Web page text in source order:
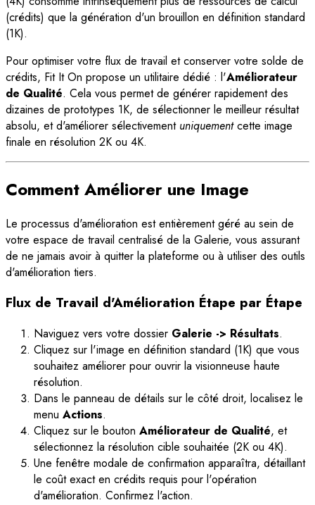
(crédits) que la génération d'un brouillon en définition standard
(1K).
Pour optimiser votre flux de travail et conserver votre solde de
crédits, Fit It On propose un utilitaire dédié : l'Améliorateur
de Qualité. Cela vous permet de générer rapidement des
dizaines de prototypes 1K, de sélectionner le meilleur résultat
absolu, et d'améliorer sélectivement uniquementcette image
finale en résolution 2K ou 4K.
Comment Améliorer une Image
Le processus d'amélioration est entièrement géré au sein de
votre espace de travail centralisé de la Galerie, vous assurant
de ne jamais avoir à quitter la plateforme ou à utiliser des outils
d'amélioration tiers.
Flux de Travail d'Amélioration Étape par Étape
Naviguez vers votre dossier Galerie -> Résultats.
Cliquez sur l'image en définition standard (1K) que vous
souhaitez améliorer pour ouvrir la visionneuse haute
résolution.
Dans le panneau de détails sur le côté droit, localisez le
menu Actions.
Cliquez sur le bouton Améliorateur de Qualité, et
sélectionnez la résolution cible souhaitée (2K ou 4K).
Une fenêtre modale de confirmation apparaîtra, détaillant
le coût exact en crédits requis pour l'opération
d'amélioration. Confirmez l'action.